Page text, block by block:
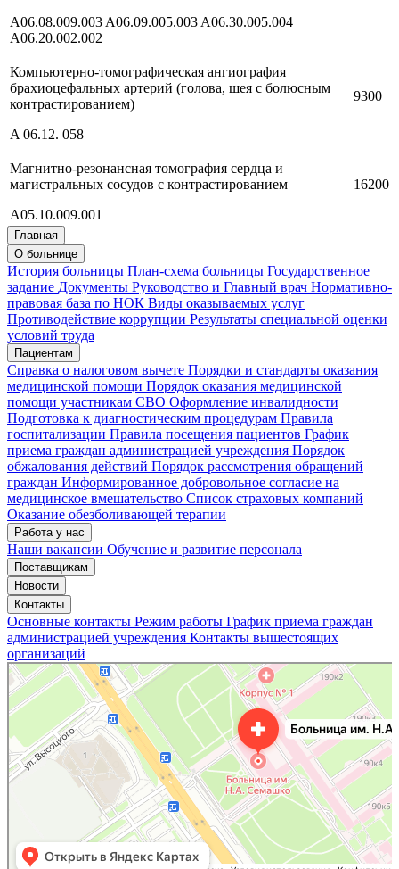
A06.08.009.003 A06.09.005.003 A06.30.005.004
A06.20.002.002
Компьютерно-томографическая ангиография
брахиоцефальных артерий (голова, шея с болюсным
контрастированием)
A 06.12. 058
9300
Магнитно-резонансная томография сердца и
магистральных сосудов с контрастированием
A05.10.009.001
16200
Главная
О больнице
История больницы План-схема больницы Государственное
задание Документы Руководство и Главный врач Нормативно-
правовая база по НОК Виды оказываемых услуг
Противодействие коррупции Результаты специальной оценки
условий труда
Пациентам
Справка о налоговом вычете Порядки и стандарты оказания
медицинской помощи Порядок оказания медицинской
помощи участникам СВО Оформление инвалидности
Подготовка к диагностическим процедурам Правила
госпитализации Правила посещения пациентов График
приема граждан администрацией учреждения Порядок
обжалования действий Порядок рассмотрения обращений
граждан Информированное добровольное согласие на
медицинское вмешательство Список страховых компаний
Оказание обезболивающей терапии
Работа у нас
Наши вакансии Обучение и развитие персонала
Поставщикам
Новости
Контакты
Основные контакты Режим работы График приема граждан
администрацией учреждения Контакты вышестоящих
организаций
«Нижегородская областная клиническая больница имени Н.А. Семашко»
Отделение больницы, госпиталя в Нижнем Новгороде
Больница для взрослых в Нижнем Новгороде